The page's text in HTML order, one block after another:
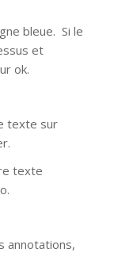
bleue. Si le
et
ok.
texte sur
texte
annotations,